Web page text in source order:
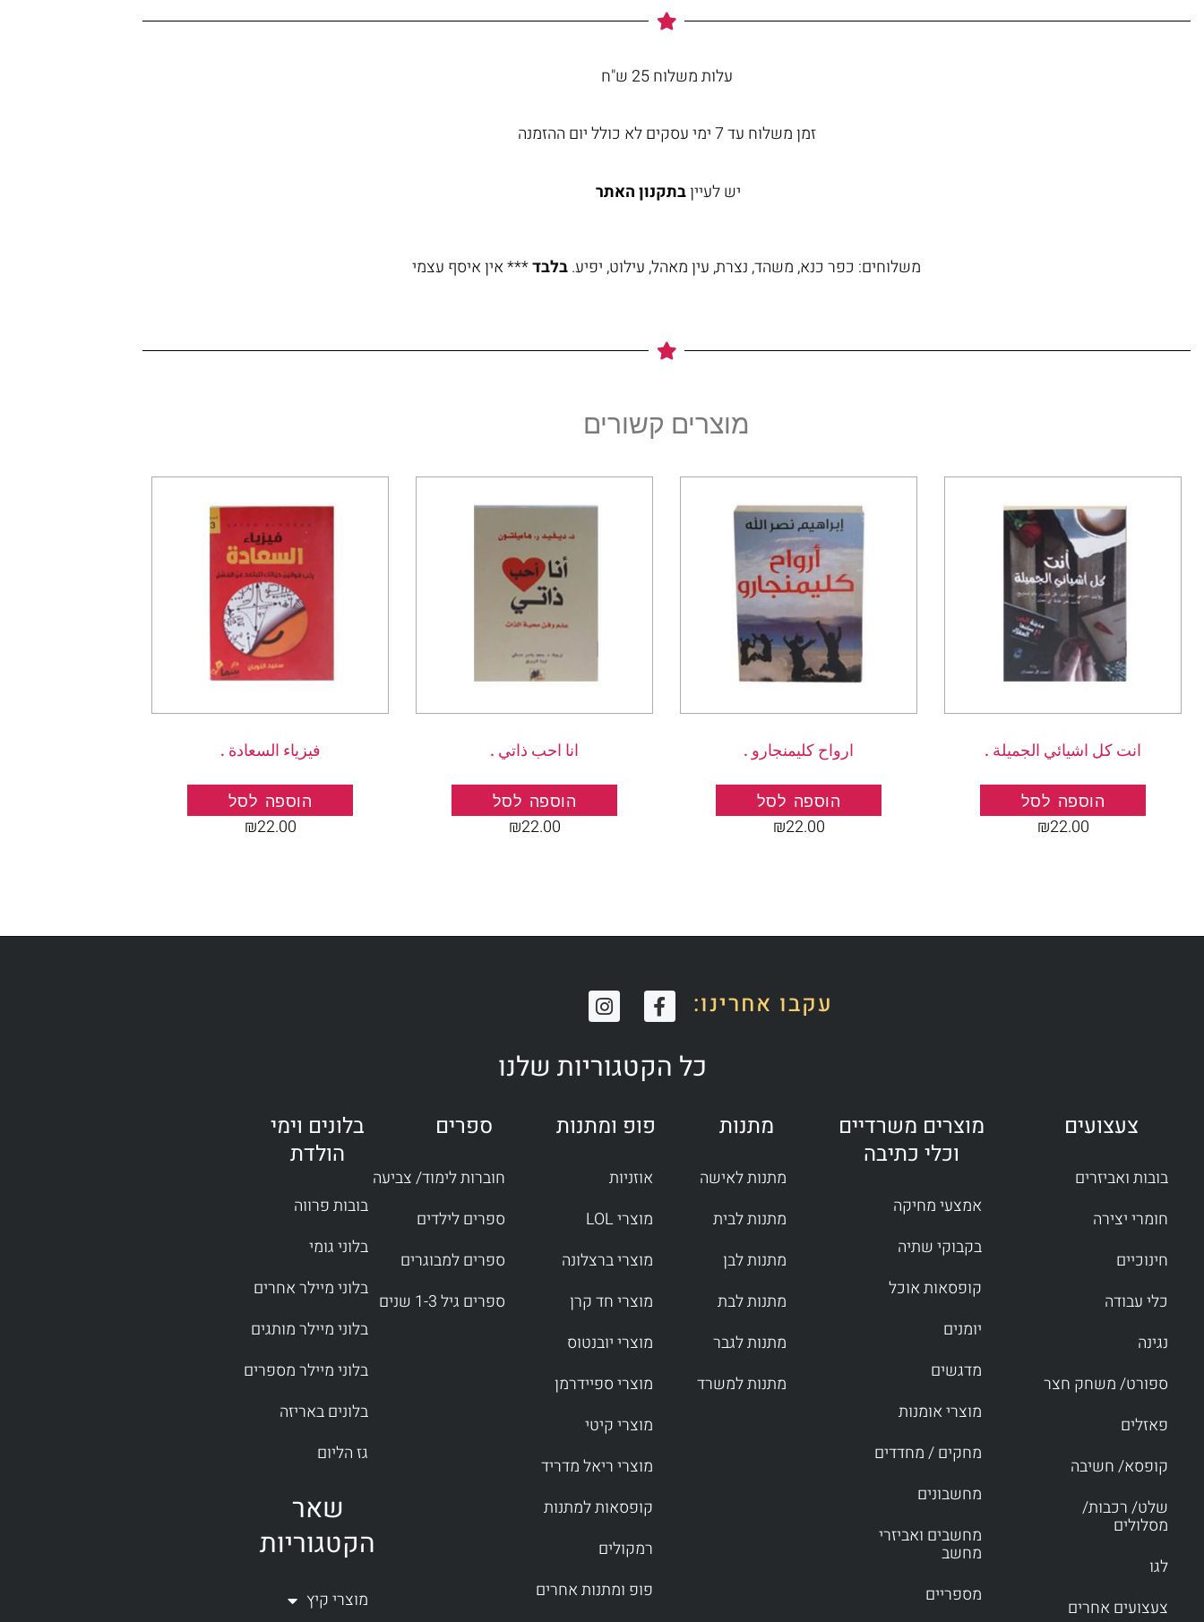
עלות משלוח 25 ש"ח
זמן משלוח עד 7 ימי עסקים לא כולל יום ההזמנה
יש לעייןבתקנון האתר
משלוחים: כפר כנא, משהד, נצרת, עין מאהל, עילוט, יפיע.בלבד*** אין איסף עצמי
מוצרים קשורים
انت كل اشيائي الجميلة .
הוספה לסל
₪22.00
ارواح كليمنجارو .
הוספה לסל
₪22.00
انا احب ذاتي .
הוספה לסל
₪22.00
فيزياء السعادة .
הוספה לסל
₪22.00
עקבו אחרינו:
F
a
e
b
o
k
I
n
t
a
r
a
כל הקטגוריות שלנו
צעצועים
בובות ואביזרים
חומרי יצירה
חינוכיים
כלי עבודה
נגינה
ספורט/ משחק חצר
פאזלים
קופסא/ חשיבה
שלט/ רכבות/
מסלולים
לגו
צעצועים אחרים
מוצרים משרדיים
וכלי כתיבה
אמצעי מחיקה
בקבוקי שתיה
קופסאות אוכל
יומנים
מדגשים
מוצרי אומנות
מחקים / מחדדים
מחשבונים
מחשבים ואביזרי
מחשב
מספריים
מתנות
מתנות לאישה
מתנות לבית
מתנות לבן
מתנות לבת
מתנות לגבר
מתנות למשרד
פופ ומתנות
אוזניות
מוצרי LOL
מוצרי ברצלונה
מוצרי חד קרן
מוצרי יובנטוס
מוצרי ספיידרמן
מוצרי קיטי
מוצרי ריאל מדריד
קופסאות למתנות
רמקולים
פופ ומתנות אחרים
ספרים
חוברות לימוד/ צביעה
ספרים לילדים
ספרים למבוגרים
ספרים גיל 1-3 שנים
בלונים וימי
הולדת
בובות פרווה
בלוני גומי
בלוני מיילר אחרים
בלוני מיילר מותגים
בלוני מיילר מספרים
בלונים באריזה
גז הליום
שאר
הקטגוריות
מוצרי קיץ